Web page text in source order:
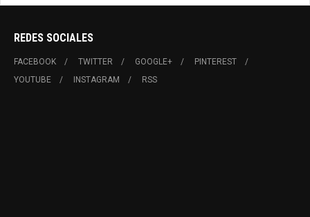
REDES SOCIALES
FACEBOOK TWITTER GOOGLE+
PINTEREST
YOUTUBE
INSTAGRAM RSS